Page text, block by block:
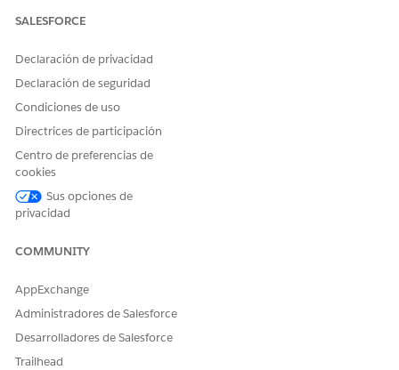
con esta tarjeta. Accedió a esta información en
Proporcione el código de verificación que recibió por
correo electrónico.
El código de verificación se envía a la dirección de correo
electrónico del propietario principal.
Seleccione la tarjeta que desea reportar como perdida y
confirme su elección.
Si tiene un plan registrado, confirme la dirección de
destino de la tarjeta.
El bot crea un caso para esta tarjeta perdida y le proporciona
seguimiento con un agente humano más adelante.
¡Háganos saber cómo podemos mejorar!
SALESFORCE
Declaración de privacidad
Declaración de seguridad
Condiciones de uso
Directrices de participación
Centro de preferencias de
cookies
Sus opciones de
privacidad
COMMUNITY
AppExchange
Administradores de Salesforce
Desarrolladores de Salesforce
Trailhead